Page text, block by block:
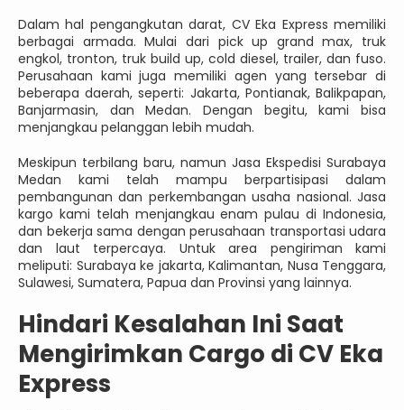
Dalam hal pengangkutan darat, CV Eka Express memiliki
berbagai armada. Mulai dari pick up grand max, truk
engkol, tronton, truk build up, cold diesel, trailer, dan fuso.
Perusahaan kami juga memiliki agen yang tersebar di
beberapa daerah, seperti: Jakarta, Pontianak, Balikpapan,
Banjarmasin, dan Medan. Dengan begitu, kami bisa
menjangkau pelanggan lebih mudah.
Meskipun terbilang baru, namun Jasa Ekspedisi Surabaya
Medan kami telah mampu berpartisipasi dalam
pembangunan dan perkembangan usaha nasional. Jasa
kargo kami telah menjangkau enam pulau di Indonesia,
dan bekerja sama dengan perusahaan transportasi udara
dan laut terpercaya. Untuk area pengiriman kami
meliputi: Surabaya ke jakarta, Kalimantan, Nusa Tenggara,
Sulawesi, Sumatera, Papua dan Provinsi yang lainnya.
Hindari Kesalahan Ini Saat
Mengirimkan Cargo di CV Eka
Express